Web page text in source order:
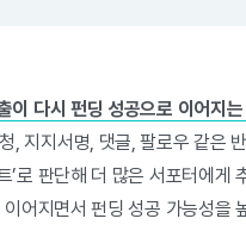
이 다시 펀딩 성공으로 이어지
, 지지서명, 댓글, 팔로우 같은
로 판단해 더 많은 서포터에게
어지면서 펀딩 성공 가능성을